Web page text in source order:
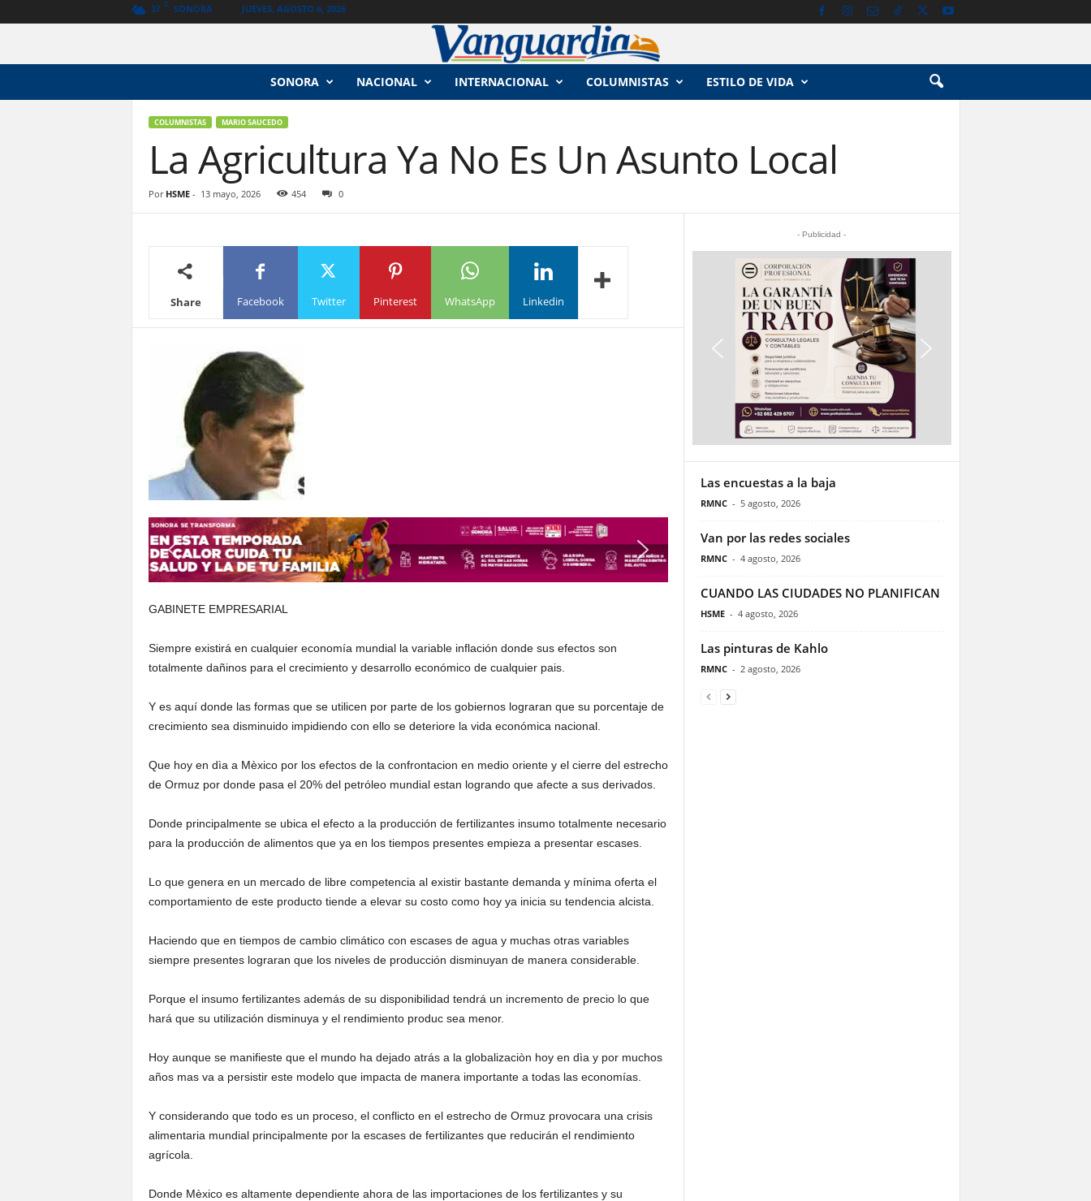
37 C SONORA JUEVES, AGOSTO 6, 2026
SONORA NACIONAL INTERNACIONAL COLUMNISTAS ESTILO DE VIDA
COLUMNISTAS MARIO SAUCEDO
La Agricultura Ya No Es Un Asunto Local
Por HSME- 13 mayo, 2026 454 0
Share Facebook Twitter Pinterest WhatsApp Linkedin
GABINETE EMPRESARIAL
Siempre existirá en cualquier economía mundial la variable inflación donde sus efectos son
totalmente dañinos para el crecimiento y desarrollo económico de cualquier pais.
Y es aquí donde las formas que se utilicen por parte de los gobiernos lograran que su porcentaje de
crecimiento sea disminuido impidiendo con ello se deteriore la vida económica nacional.
Que hoy en dìa a Mèxico por los efectos de la confrontacion en medio oriente y el cierre del estrecho
de Ormuz por donde pasa el 20% del petróleo mundial estan logrando que afecte a sus derivados.
Donde principalmente se ubica el efecto a la producción de fertilizantes insumo totalmente necesario
para la producción de alimentos que ya en los tiempos presentes empieza a presentar escases.
Lo que genera en un mercado de libre competencia al existir bastante demanda y mínima oferta el
comportamiento de este producto tiende a elevar su costo como hoy ya inicia su tendencia alcista.
Haciendo que en tiempos de cambio climático con escases de agua y muchas otras variables
siempre presentes lograran que los niveles de producción disminuyan de manera considerable.
Porque el insumo fertilizantes además de su disponibilidad tendrá un incremento de precio lo que
hará que su utilización disminuya y el rendimiento produc sea menor.
Hoy aunque se manifieste que el mundo ha dejado atrás a la globalizaciòn hoy en dìa y por muchos
años mas va a persistir este modelo que impacta de manera importante a todas las economías.
Y considerando que todo es un proceso, el conflicto en el estrecho de Ormuz provocara una crisis
alimentaria mundial principalmente por la escases de fertilizantes que reducirán el rendimiento
agrícola.
Donde Mèxico es altamente dependiente ahora de las importaciones de los fertilizantes y su
- Publicidad -
Las encuestas a la baja
RMNC - 5 agosto, 2026
Van por las redes sociales
RMNC - 4 agosto, 2026
CUANDO LAS CIUDADES NO PLANIFICAN
HSME - 4 agosto, 2026
Las pinturas de Kahlo
RMNC - 2 agosto, 2026